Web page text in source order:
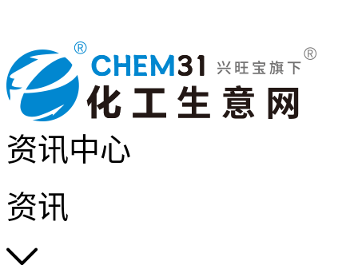
资讯中心
资讯
